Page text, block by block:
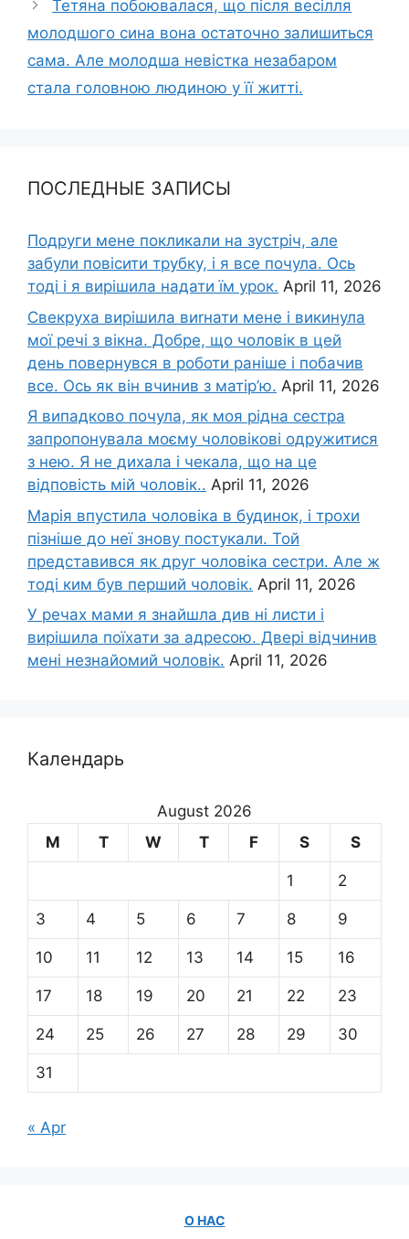
Тетяна побоювалася, що після весілля
молодшого сина вона остаточно залишиться
сама. Але молодша невістка незабаром
стала головною людиною у її житті.
ПОСЛЕДНЫЕ ЗАПИСЫ
Подруги мене покликали на зустріч, але
забули повісити трубку, і я все почула. Ось
тоді і я вирішила надати їм урок. April 11, 2026
Свекруха вирішила виrнати мене і викинула
мої речі з вікна. Добре, що чоловік в цей
день повернувся в роботи раніше і побачив
все. Ось як він вчинив з матір’ю. April 11, 2026
Я випадково почула, як моя рідна сестра
запропонувала моєму чоловікові одружитися
з нею. Я не дихала і чекала, що на це
відповість мій чоловік.. April 11, 2026
Марія впустила чоловіка в будинок, і трохи
пізніше до неї знову постукали. Той
представився як друг чоловіка сестри. Але ж
тоді ким був перший чоловік. April 11, 2026
У речах мами я знайшла див ні листи і
вирішила поїхати за адресою. Двері відчинив
мені незнайомий чоловік. April 11, 2026
Календарь
August 2026
M
T W T F S S
1 2
3 4 5 6 7 8 9
10 11 12 13 14 15 16
17 18 19 20 21 22 23
24 25 26 27 28 29 30
31
« Apr
О НАС